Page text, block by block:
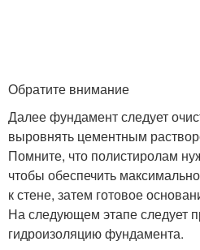
Обратите внимание
Далее фундамент следует
выровнять цементным
Помните, что полистиролам
чтобы обеспечить
к стене, затем готовое
На следующем этапе следует
гидроизоляцию фундамента.